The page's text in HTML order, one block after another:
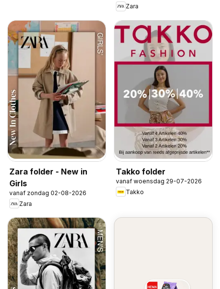
Zara
Zara folder - New in
Girls
vanaf zondag 02-08-2026
Zara
Takko folder
vanaf woensdag 29-07-2026
Takko